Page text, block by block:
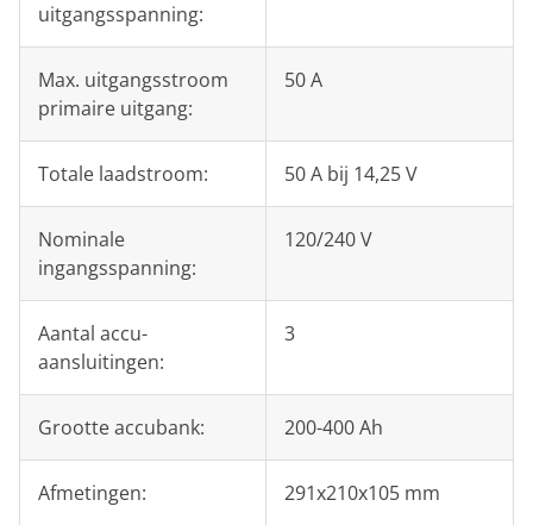
uitgangsspanning:
Max. uitgangsstroom
primaire uitgang:
50 A
Totale laadstroom: 50 A bij 14,25 V
Nominale
ingangsspanning:
120/240 V
Aantal accu-
aansluitingen:
3
Grootte accubank: 200-400 Ah
Afmetingen: 291x210x105 mm